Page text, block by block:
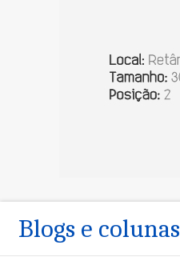
Blogs e colunas